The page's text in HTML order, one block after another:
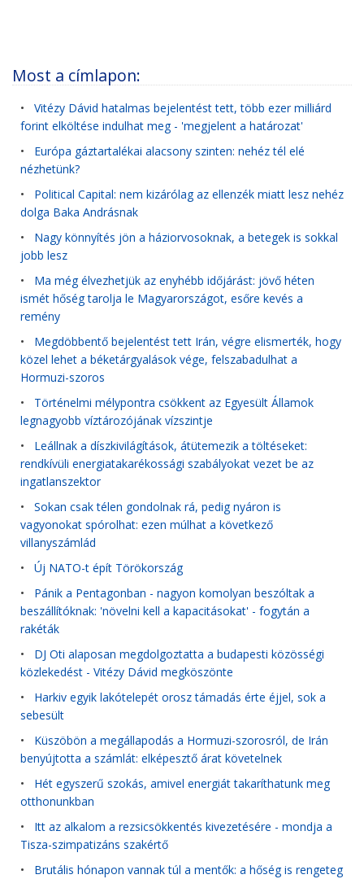
Most a címlapon:
• Vitézy Dávid hatalmas bejelentést tett, több ezer milliárd
forint elköltése indulhat meg - 'megjelent a határozat'
• Európa gáztartalékai alacsony szinten: nehéz tél elé
nézhetünk?
• Political Capital: nem kizárólag az ellenzék miatt lesz nehéz
dolga Baka Andrásnak
• Nagy könnyítés jön a háziorvosoknak, a betegek is sokkal
jobb lesz
• Ma még élvezhetjük az enyhébb időjárást: jövő héten
ismét hőség tarolja le Magyarországot, esőre kevés a
remény
• Megdöbbentő bejelentést tett Irán, végre elismerték, hogy
közel lehet a béketárgyalások vége, felszabadulhat a
Hormuzi-szoros
• Történelmi mélypontra csökkent az Egyesült Államok
legnagyobb víztározójának vízszintje
• Leállnak a díszkivilágítások, átütemezik a töltéseket:
rendkívüli energiatakarékossági szabályokat vezet be az
ingatlanszektor
• Sokan csak télen gondolnak rá, pedig nyáron is
vagyonokat spórolhat: ezen múlhat a következő
villanyszámlád
• Új NATO-t épít Törökország
• Pánik a Pentagonban - nagyon komolyan beszóltak a
beszállítóknak: 'növelni kell a kapacitásokat' - fogytán a
rakéták
• DJ Oti alaposan megdolgoztatta a budapesti közösségi
közlekedést - Vitézy Dávid megköszönte
• Harkiv egyik lakótelepét orosz támadás érte éjjel, sok a
sebesült
• Küszöbön a megállapodás a Hormuzi-szorosról, de Irán
benyújtotta a számlát: elképesztő árat követelnek
• Hét egyszerű szokás, amivel energiát takaríthatunk meg
otthonunkban
• Itt az alkalom a rezsicsökkentés kivezetésére - mondja a
Tisza-szimpatizáns szakértő
• Brutális hónapon vannak túl a mentők: a hőség is rengeteg